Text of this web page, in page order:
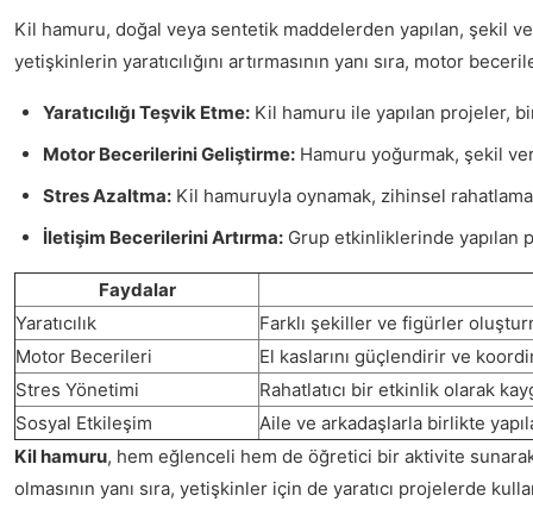
Kil hamuru, doğal veya sentetik maddelerden yapılan, şekil
yetişkinlerin yaratıcılığını artırmasının yanı sıra, motor
Yaratıcılığı Teşvik Etme: Kil hamuru ile yapılan projeler,
Motor Becerilerini Geliştirme: Hamuru yoğurmak, şekil
Stres Azaltma: Kil hamuruyla oynamak, zihinsel
İletişim Becerilerini Artırma: Grup etkinliklerinde yapılan
Faydalar
Yaratıcılık
Farklı şekiller ve figürler
Motor Becerileri
El kaslarını güçlendirir ve
Stres Yönetimi
Rahatlatıcı bir etkinlik olarak
Sosyal Etkileşim
Aile ve arkadaşlarla birlikte
Kil hamuru, hem eğlenceli hem de öğretici bir aktivite
olmasının yanı sıra, yetişkinler için de yaratıcı projelerde